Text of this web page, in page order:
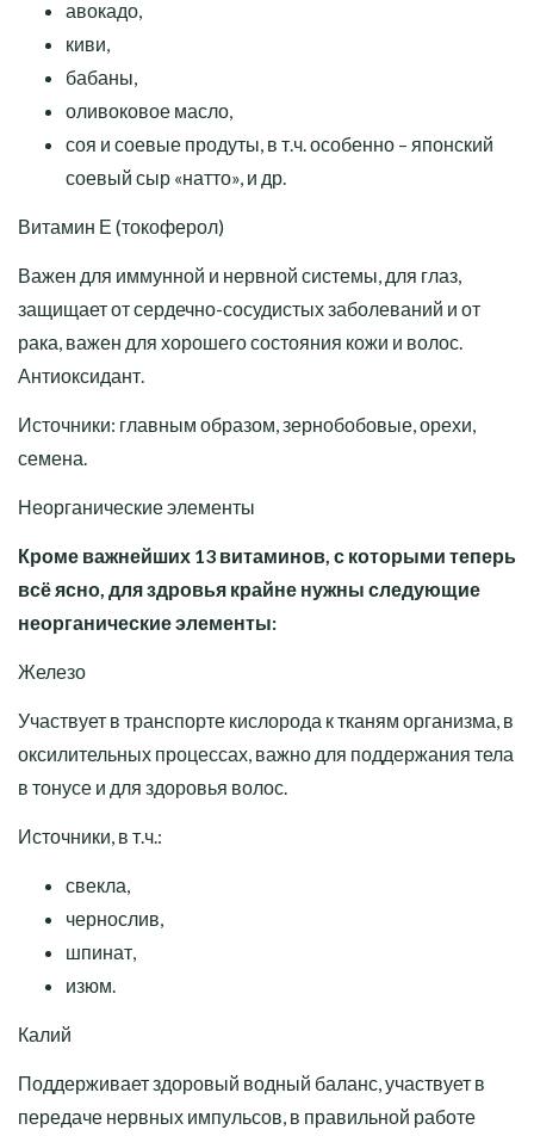
авокадо,
киви,
бабаны,
оливоковое масло,
соя и соевые продуты, в т.ч. особенно – японский
соевый сыр «натто», и др.
Витамин Е (токоферол)
Важен для иммунной и нервной системы, для глаз,
защищает от сердечно-сосудистых заболеваний и от
рака, важен для хорошего состояния кожи и волос.
Антиоксидант.
Источники: главным образом, зернобобовые, орехи,
семена.
Неорганические элементы
Кроме важнейших 13 витаминов, с которыми теперь
всё ясно, для здровья крайне нужны следующие
неорганические элементы:
Железо
Участвует в транспорте кислорода к тканям организма, в
оксилительных процессах, важно для поддержания тела
в тонусе и для здоровья волос.
Источники, в т.ч.:
свекла,
чернослив,
шпинат,
изюм.
Калий
Поддерживает здоровый водный баланс, участвует в
передаче нервных импульсов, в правильной работе